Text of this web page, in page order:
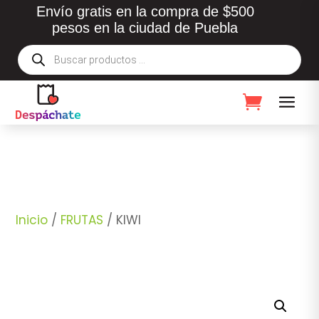
Envío gratis en la compra de $500
pesos en la ciudad de Puebla
Búsqueda
de
productos
Inicio / FRUTAS / KIWI